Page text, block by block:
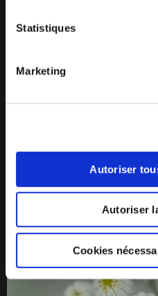
Statistiques
Marketing
Autoriser
Autoriser
Cookies